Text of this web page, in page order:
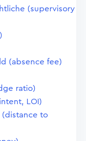
(supervisory
(absence fee)
ratio)
LOI)
(distance to